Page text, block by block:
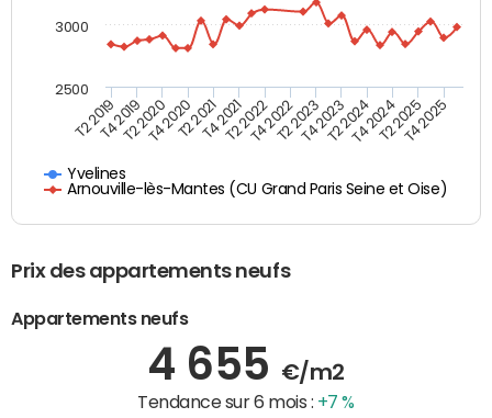
Yvelines
Arnouville-lès-Mantes (CU Grand Paris Seine et Oise)
T2 2019T4 2019T2 2020T4 2020T2 2021T4 2021T2 2022T4 2022T2 2023T4 2023T2 2024T4 2024T2 2025T4 2025
2500
3000
Prix des appartements neufs
Appartements neufs
4 655 €/m2
Tendance sur 6 mois : +7 %